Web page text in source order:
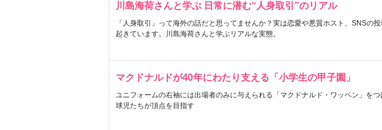
川島海荷さんと学ぶ 日常に潜む“人身取引”のリアル
「人身取引」って海外の話だと思ってませんか？実は恋愛や悪質ホスト、SNSの投
起きています。川島海荷さんと学ぶリアルな実態。
マクドナルドが40年にわたり支える「小学生の甲子園」
ユニフォームの右袖には出場者のみに与えられる「マクドナルド・ワッペン」をつ
球児たちが頂点を目指す